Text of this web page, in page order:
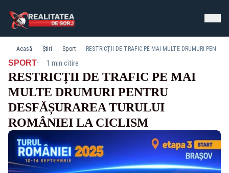
Acasă Știri Sport RESTRICȚII DE TRAFIC PE MAI MULTE DRUMURI PENTRU DESFĂȘURAREA TURULUI ROMÂNIEI LA CICLISM
SPORT· 1 min citire
RESTRICȚII DE TRAFIC PE MAI
MULTE DRUMURI PENTRU
DESFĂȘURAREA TURULUI
ROMÂNIEI LA CICLISM